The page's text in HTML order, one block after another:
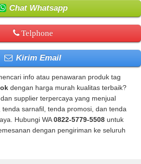
Chat Whatsapp
Telphone
Kirim Email
info atau penawaran produk tag
dengan harga murah kualitas terbaik?
supplier terpercaya yang menjual
sarnafil, tenda promosi, dan tenda
Hubungi WA0822-5779-5508 untuk
dengan pengiriman ke seluruh